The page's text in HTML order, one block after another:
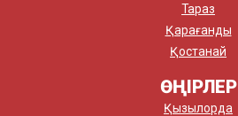
Тараз
Қарағанды
Қостанай
ӨҢІРЛЕР
Қызылорда